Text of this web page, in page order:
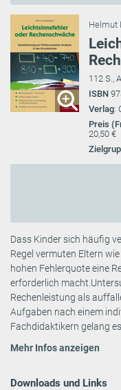
Helmut
112 S.,
ISBN
Verlag:
Preis
20,50 €
Dass Kinder sich häufig
Regel vermuten Eltern
hohen Fehlerquote eine
erforderlich
Rechenleistung als
Aufgaben nach einem
Fachdidaktikern gelang es,
Mehr Infos anzeigen
Downloads und Links